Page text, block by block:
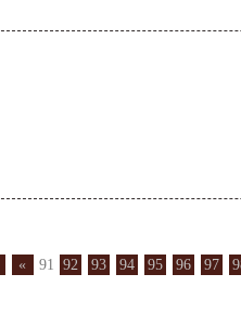
« 91 92 93 94 95 96 97